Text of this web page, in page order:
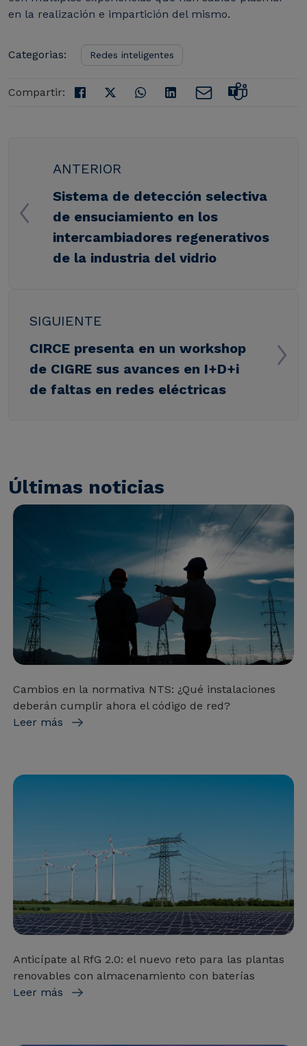
en la realización e impartición del mismo.
Categorias: Redes inteligentes
Compartir:
ANTERIOR
Sistema de detección selectiva
de ensuciamiento en los
intercambiadores regenerativos
de la industria del vidrio
SIGUIENTE
CIRCE presenta en un workshop
de CIGRE sus avances en I+D+i
de faltas en redes eléctricas
Últimas noticias
Cambios en la normativa NTS: ¿Qué instalaciones
deberán cumplir ahora el código de red?
Leer más
Anticípate al RfG 2.0: el nuevo reto para las plantas
renovables con almacenamiento con baterías
Leer más